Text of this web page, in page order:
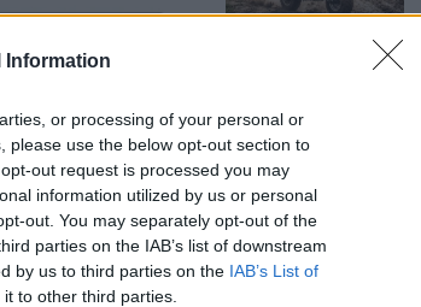
Information
or processing of your personal or
please use the below opt-out section to
out request is processed you may
information utilized by us or personal
out. You may separately opt-out of the
parties on the IAB’s list of downstream
by us to third parties on the IAB’s List of
to other third parties.